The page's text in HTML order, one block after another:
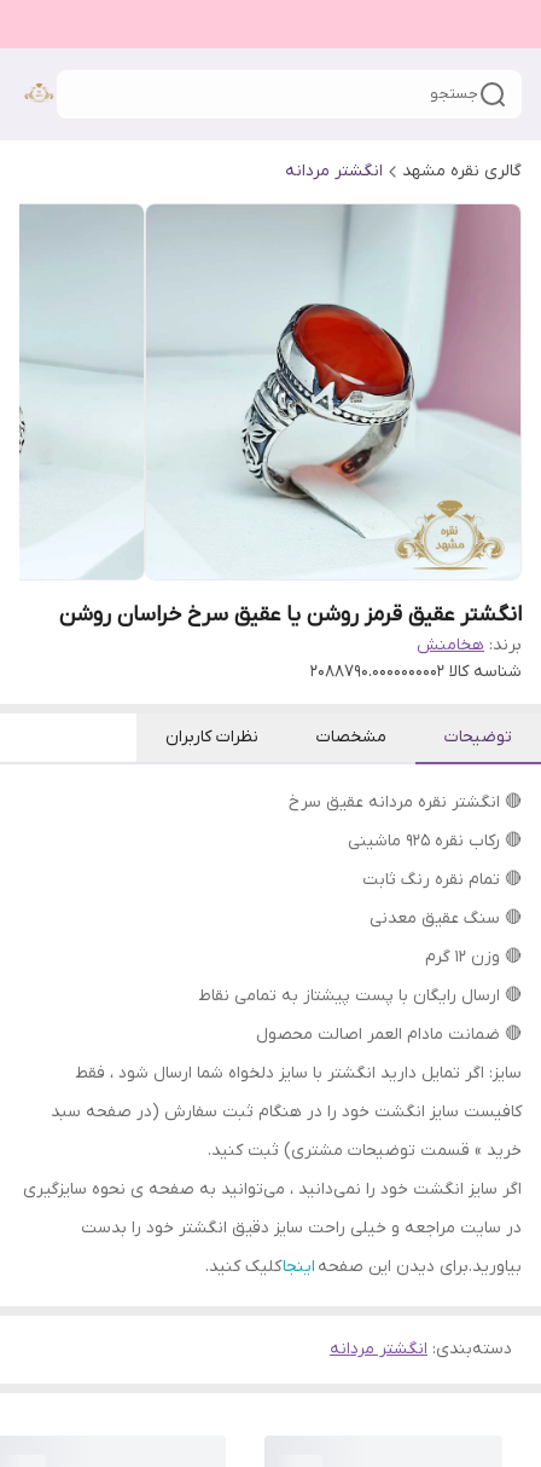
جستجو
گالری نقره مشهد انگشتر مردانه
انگشتر عقیق قرمز روشن یا عقیق سرخ خراسان روشن
برند: هخامنش
شناسه کالا 2088790.0000000002
توضیحات مشخصات نظرات کاربران
🔴 انگشتر نقره مردانه عقیق سرخ
🔴 رکاب نقره 925 ماشینی
🔴 تمام نقره رنگ ثابت
🔴 سنگ عقیق معدنی
🔴 وزن 12 گرم
🔴 ارسال رایگان با پست پیشتاز به تمامی نقاط
🔴 ضمانت مادام العمر اصالت محصول
سایز: اگر تمایل دارید انگشتر با سایز دلخواه شما ارسال شود ، فقط
کافیست سایز انگشت خود را در هنگام ثبت سفارش (در صفحه سبد
خرید » قسمت توضیحات مشتری) ثبت کنید.
اگر سایز انگشت خود را نمی‌دانید ، می‌توانید به صفحه ی نحوه سایزگیری
در سایت مراجعه و خیلی راحت سایز دقیق انگشتر خود را بدست
بیاورید.برای دیدن این صفحه اینجاکلیک کنید.
دسته‌بندی: انگشتر مردانه